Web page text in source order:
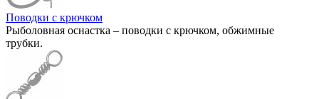
Поводки с крючком
Рыболовная оснастка – поводки с крючком, обжимные
трубки.